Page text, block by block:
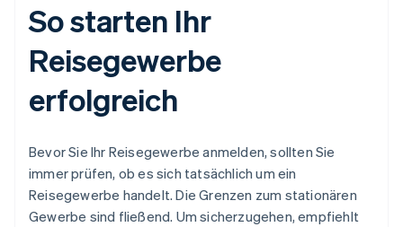
So starten Ihr
Reisegewerbe
erfolgreich
Bevor Sie Ihr Reisegewerbe anmelden, sollten Sie
immer prüfen, ob es sich tatsächlich um ein
Reisegewerbe handelt. Die Grenzen zum stationären
Gewerbe sind fließend. Um sicherzugehen, empfiehlt